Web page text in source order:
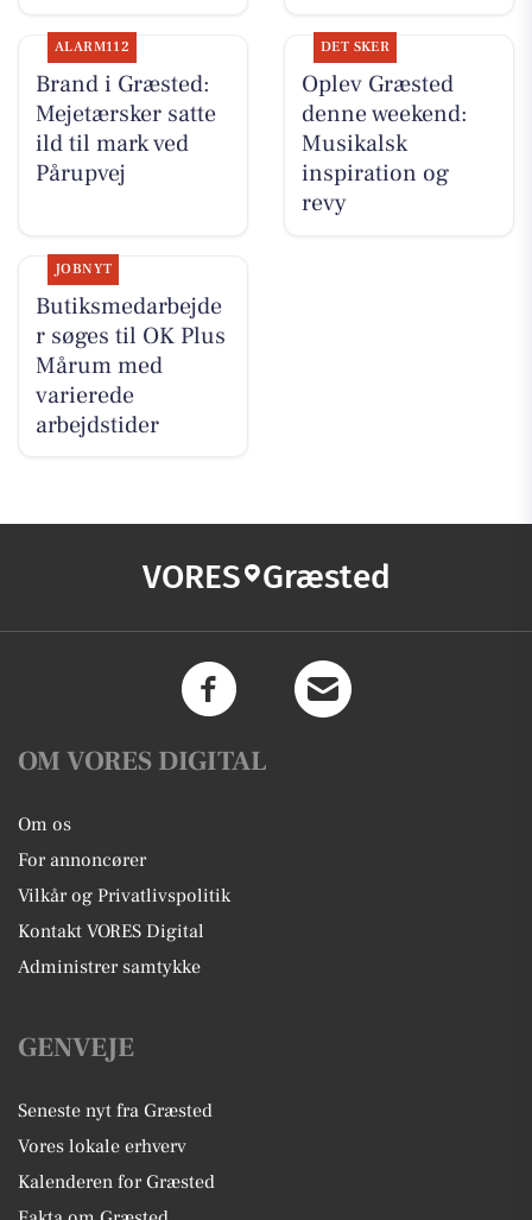
ALARM112
Brand i Græsted:
Mejetærsker satte
ild til mark ved
Pårupvej
DET SKER
Oplev Græsted
denne weekend:
Musikalsk
inspiration og
revy
JOBNYT
Butiksmedarbejde
r søges til OK Plus
Mårum med
varierede
arbejdstider
VORES Græsted
OM VORES DIGITAL
Om os
For annoncører
Vilkår og Privatlivspolitik
Kontakt VORES Digital
Administrer samtykke
GENVEJE
Seneste nyt fra Græsted
Vores lokale erhverv
Kalenderen for Græsted